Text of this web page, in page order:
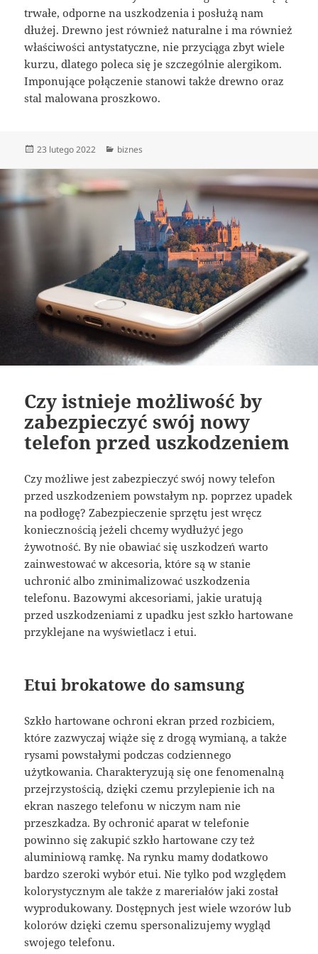
trwałe, odporne na uszkodzenia i posłużą nam
dłużej. Drewno jest również naturalne i ma również
właściwości antystatyczne, nie przyciąga zbyt wiele
kurzu, dlatego poleca się je szczególnie alergikom.
Imponujące połączenie stanowi także drewno oraz
stal malowana proszkowo.
Data
23 lutego 2022 Kategorie
biznes
Czy istnieje możliwość by
zabezpieczyć swój nowy
telefon przed uszkodzeniem
Czy możliwe jest zabezpieczyć swój nowy telefon
przed uszkodzeniem powstałym np. poprzez upadek
na podłogę? Zabezpieczenie sprzętu jest wręcz
koniecznością jeżeli chcemy wydłużyć jego
żywotność. By nie obawiać się uszkodzeń warto
zainwestować w akcesoria, które są w stanie
uchronić albo zminimalizować uszkodzenia
telefonu. Bazowymi akcesoriami, jakie uratują
przed uszkodzeniami z upadku jest szkło hartowane
przyklejane na wyświetlacz i etui.
Etui brokatowe do samsung
Szkło hartowane ochroni ekran przed rozbiciem,
które zazwyczaj wiąże się z drogą wymianą, a także
rysami powstałymi podczas codziennego
użytkowania. Charakteryzują się one fenomenalną
przejrzystością, dzięki czemu przylepienie ich na
ekran naszego telefonu w niczym nam nie
przeszkadza. By ochronić aparat w telefonie
powinno się zakupić szkło hartowane czy też
aluminiową ramkę. Na rynku mamy dodatkowo
bardzo szeroki wybór etui. Nie tylko pod względem
kolorystycznym ale także z mareriałów jaki został
wyprodukowany. Dostępnych jest wiele wzorów lub
kolorów dzięki czemu spersonalizujemy wygląd
swojego telefonu.